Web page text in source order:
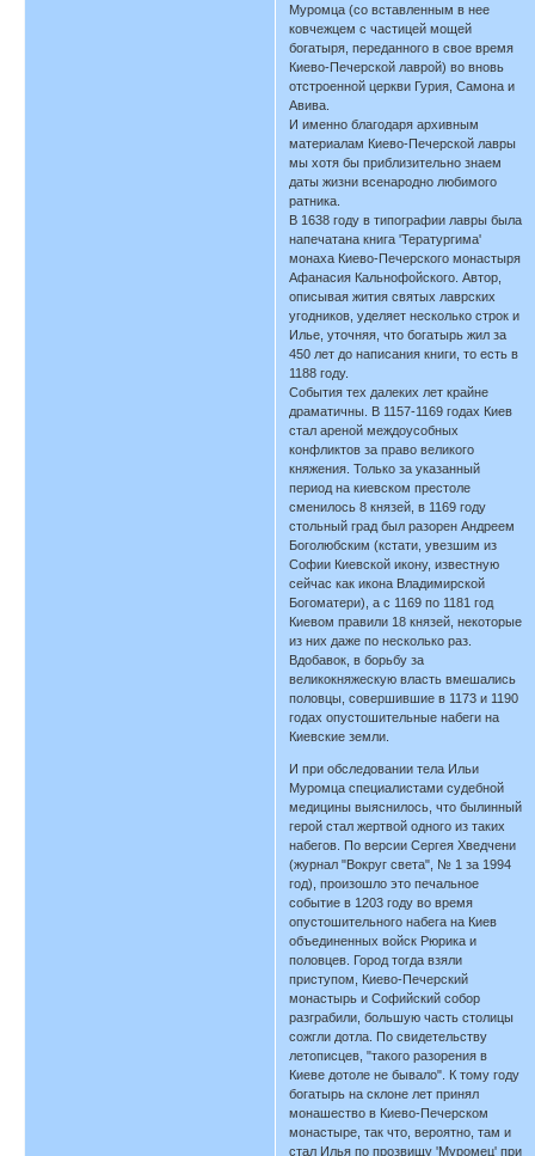
Муромца (со вставленным в нее
ковчежцем с частицей мощей
богатыря, переданного в свое время
Киево-Печерской лаврой) во вновь
отстроенной церкви Гурия, Самона и
Авива.
И именно благодаря архивным
материалам Киево-Печерской лавры
мы хотя бы приблизительно знаем
даты жизни всенародно любимого
ратника.
В 1638 году в типографии лавры была
напечатана книга 'Тератургима'
монаха Киево-Печерского монастыря
Афанасия Кальнофойского. Автор,
описывая жития святых лаврских
угодников, уделяет несколько строк и
Илье, уточняя, что богатырь жил за
450 лет до написания книги, то есть в
1188 году.
События тех далеких лет крайне
драматичны. В 1157-1169 годах Киев
стал ареной междоусобных
конфликтов за право великого
княжения. Только за указанный
период на киевском престоле
сменилось 8 князей, в 1169 году
стольный град был разорен Андреем
Боголюбским (кстати, увезшим из
Софии Киевской икону, известную
сейчас как икона Владимирской
Богоматери), а с 1169 по 1181 год
Киевом правили 18 князей, некоторые
из них даже по несколько раз.
Вдобавок, в борьбу за
великокняжескую власть вмешались
половцы, совершившие в 1173 и 1190
годах опустошительные набеги на
Киевские земли.
И при обследовании тела Ильи
Муромца специалистами судебной
медицины выяснилось, что былинный
герой стал жертвой одного из таких
набегов. По версии Сергея Хведчени
(журнал "Вокруг света", № 1 за 1994
год), произошло это печальное
событие в 1203 году во время
опустошительного набега на Киев
объединенных войск Рюрика и
половцев. Город тогда взяли
приступом, Киево-Печерский
монастырь и Софийский собор
разграбили, большую часть столицы
сожгли дотла. По свидетельству
летописцев, "такого разорения в
Киеве дотоле не бывало". К тому году
богатырь на склоне лет принял
монашество в Киево-Печерском
монастыре, так что, вероятно, там и
стал Илья по прозвищу 'Муромец' при